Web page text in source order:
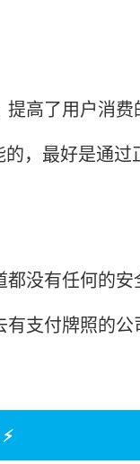
高了用户消
，最好是通过
没有任何的
支付牌照的